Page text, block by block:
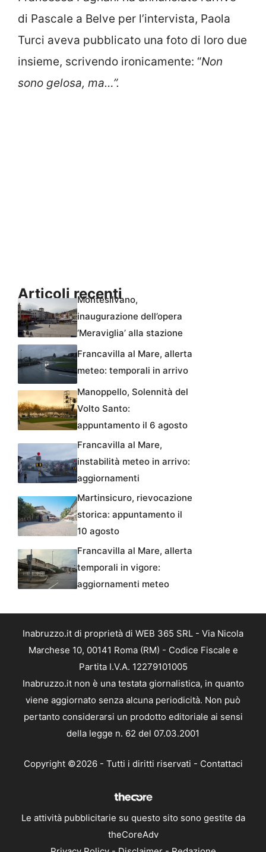
di Pascale a Belve per l’intervista, Paola
Turci aveva pubblicato una foto di loro due
insieme, scrivendo ironicamente: “Non
sono gelosa, ma…”.
Articoli recenti
Montesilvano,
inaugurazione dell’opera
‘Meraviglia’ alla stazione
Francavilla al Mare, allerta
meteo: temporali in arrivo
Manoppello, Solennità del
Volto Santo:
appuntamento il 6 agosto
Francavilla al Mare,
instabilità meteo in arrivo:
aggiornamenti
Martinsicuro, rievocazione
storica: appuntamento il
10 agosto
Francavilla al Mare, allerta
temporali in vigore:
aggiornamenti meteo
Inabruzzo.it di proprietà di WEB 365 SRL - Via Nicola
Marchese 10, 00141 Roma (RM) - Codice Fiscale e
Partita I.V.A. 12279101005
Inabruzzo.it non è una testata giornalistica, in quanto
viene aggiornato senza alcuna periodicità. Non può
pertanto considerarsi un prodotto editoriale ai sensi
della legge n. 62 del 07.03.2001
Copyright ©2026 - Tutti i diritti riservati - Contattaci
Le attività pubblicitarie su questo sito sono gestite da
theCoreAdv